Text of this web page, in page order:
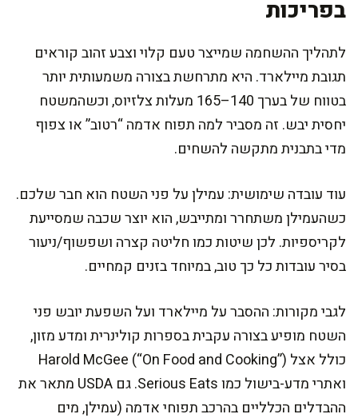
בפריכות
לתהליך ההשחמה שמייצר טעם קלוי וצבע זהוב קוראים
תגובת מיילארד. היא מתרחשת בצורה משמעותית יותר
בטווח של בערך 140–165 מעלות צלזיוס, וכשהמשטח
יחסית יבש. זה מסביר למה תפוח אדמה “רטוב” או צפוף
מדי בתבנית מתקשה להשחים.
עוד עובדה שימושית: עמילן על פני השטח הוא חבר שלכם.
כשהעמילן משתחרר ומתייבש, הוא יוצר שכבה שמסייעת
לקריספיות. לכן שיטות כמו חליטה קצרה ושפשוף/ניעור
בסיר עובדות כל כך טוב, במיוחד בזנים קמחיים.
לגבי מקורות: ההסבר על מיילארד ועל השפעת יובש פני
השטח מופיע בצורה עקבית בספרות קולינרית ומדע מזון,
כולל אצל Harold McGee (“On Food and Cooking”)
ואתרי מדע-בישול כמו Serious Eats. גם USDA מתאר את
ההבדלים הכלליים בהרכב תפוחי אדמה (עמילן, מים